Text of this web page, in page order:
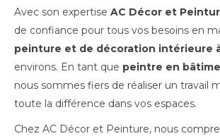
Avec son expertise AC Décor et
de confiance pour tous vos besoins en
peinture et de décoration intérieure
environs. En tant que peintre en
nous sommes fiers de réaliser un travail
toute la différence dans vos espaces.
Chez AC Décor et Peinture, nous